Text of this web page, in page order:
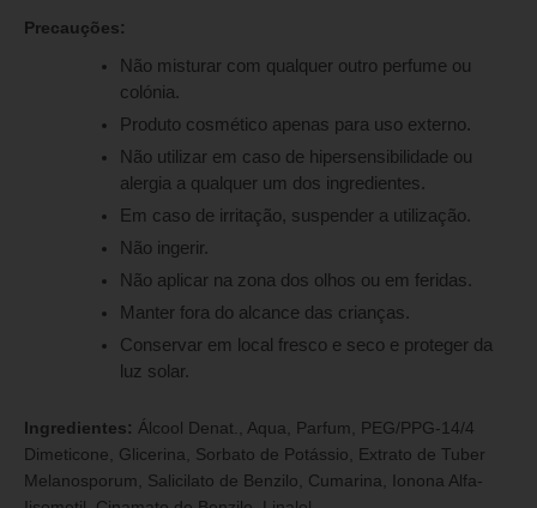
Precauções:
Não misturar com qualquer outro perfume ou
colónia.
Produto cosmético apenas para uso externo.
Não utilizar em caso de hipersensibilidade ou
alergia a qualquer um dos ingredientes.
Em caso de irritação, suspender a utilização.
Não ingerir.
Não aplicar na zona dos olhos ou em feridas.
Manter fora do alcance das crianças.
Conservar em local fresco e seco e proteger da
luz solar.
Ingredientes: Álcool Denat., Aqua, Parfum, PEG/PPG-14/4
Dimeticone, Glicerina, Sorbato de Potássio, Extrato de Tuber
Melanosporum, Salicilato de Benzilo, Cumarina, Ionona Alfa-